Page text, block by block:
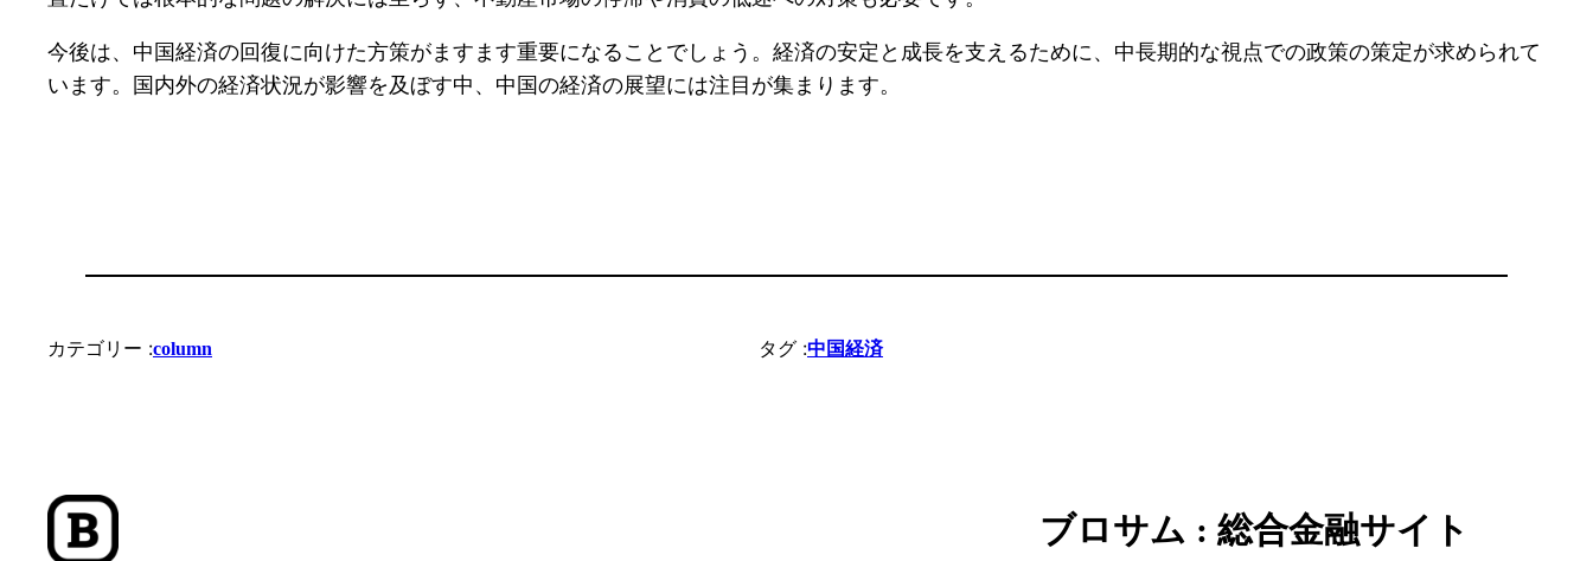
今後は、中国経済の回復に向けた方策がますます重要になることでしょう。経済の安定と成長を支えるために、中長期的な視点での政策の策定が求められて
います。国内外の経済状況が影響を及ぼす中、中国の経済の展望には注目が集まります。
カテゴリー :column タグ :中国経済
ブロサム : 総合金融サイト